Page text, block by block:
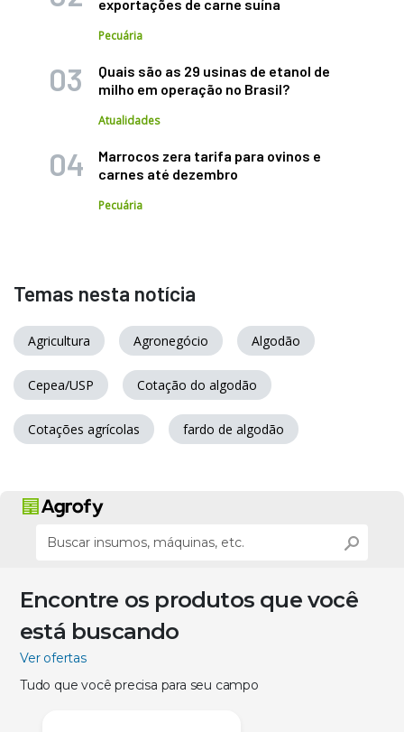
exportações de carne suína
Pecuária
Quais são as 29 usinas de etanol de
milho em operação no Brasil?
Atualidades
Marrocos zera tarifa para ovinos e
carnes até dezembro
Pecuária
Temas nesta notícia
Agricultura Agronegócio Algodão
Cepea/USP Cotação do algodão
Cotações agrícolas fardo de algodão
Encontre os produtos que você
está buscando
Ver ofertas
Tudo que você precisa para seu campo